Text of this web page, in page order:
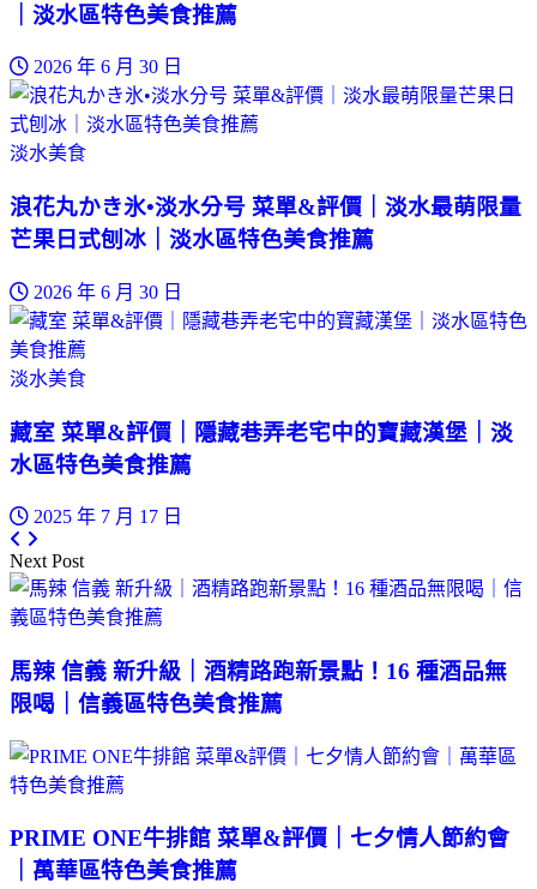
｜淡水區特色美食推薦
2026 年 6 月 30 日
淡水美食
浪花丸かき氷•淡水分号 菜單&評價｜淡水最萌限量
芒果日式刨冰｜淡水區特色美食推薦
2026 年 6 月 30 日
淡水美食
藏室 菜單&評價｜隱藏巷弄老宅中的寶藏漢堡｜淡
水區特色美食推薦
2025 年 7 月 17 日
Next Post
馬辣 信義 新升級｜酒精路跑新景點！16 種酒品無
限喝｜信義區特色美食推薦
PRIME ONE牛排館 菜單&評價｜七夕情人節約會
｜萬華區特色美食推薦